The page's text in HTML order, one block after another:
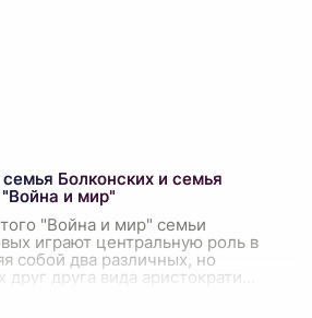
Болконских и семья
и мир"
"Война и мир" семьи
играют центральную роль в
собой два различных, но
друга вида аристократи